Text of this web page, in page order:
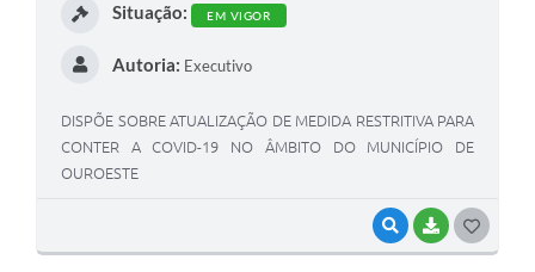
VISUALIZAR
BAIXAR
Situação: EM VIGOR
Autoria: Executivo
DISPÕE SOBRE ATUALIZAÇÃO DE MEDIDA RESTRITIVA PARA
CONTER A COVID-19 NO ÂMBITO DO MUNICÍPIO DE
OUROESTE